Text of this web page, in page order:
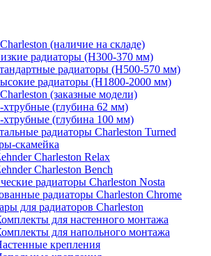
(наличие на складе)
радиаторы (H300-370 мм)
радиаторы (H500-570 мм)
радиаторы (H1800-2000 мм)
(заказные модели)
хтрубные (глубина 62 мм)
хтрубные (глубина 100 мм)
радиаторы Charleston Turned
скамейка
Charleston Relax
Charleston Bench
радиаторы Charleston Nosta
радиаторы Charleston Chrome
для радиаторов Charleston
для настенного монтажа
для напольного монтажа
крепления